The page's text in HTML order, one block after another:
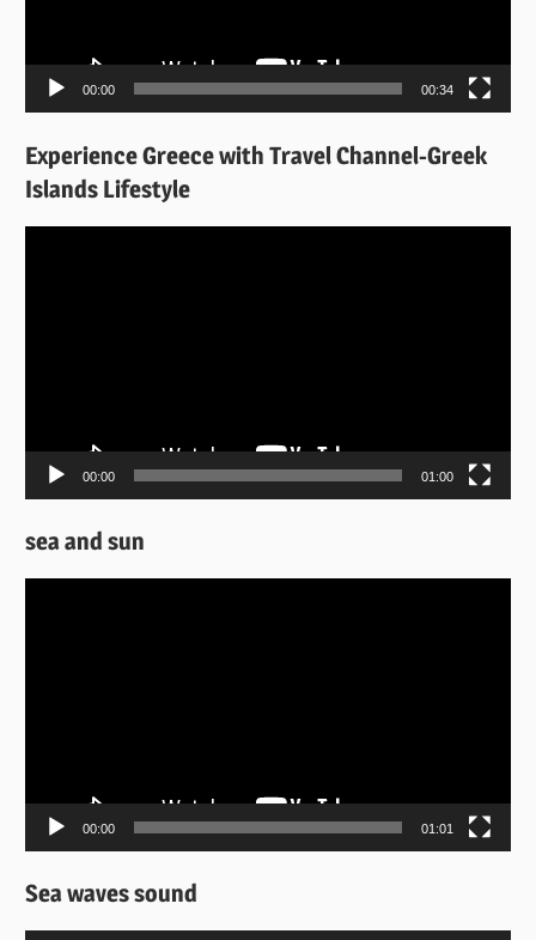
00:00 00:34
Experience Greece with Travel Channel-Greek
Islands Lifestyle
00:00 01:00
sea and sun
00:00 01:01
Sea waves sound